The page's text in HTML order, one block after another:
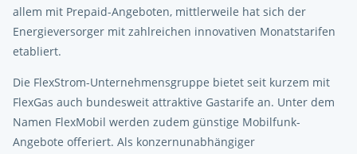
allem mit Prepaid-Angeboten, mittlerweile hat sich der
Energieversorger mit zahlreichen innovativen Monatstarifen
etabliert.
Die FlexStrom-Unternehmensgruppe bietet seit kurzem mit
FlexGas auch bundesweit attraktive Gastarife an. Unter dem
Namen FlexMobil werden zudem günstige Mobilfunk-
Angebote offeriert. Als konzernunabhängiger